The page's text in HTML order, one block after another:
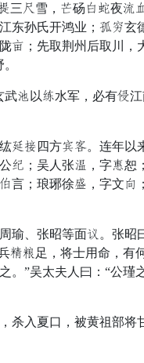
伏雪，烧砀效傍夜位
东孙氏开鸿业；宴君
乌；先取荆州后取川
以远水军，必有展
纵四方泽还。连年以
；吴人张鞭，字交恕
言；琅琊徐多，字文倾
、张昭等面隐。张昭
灭选足，将士用命，有
”吴太夫人曰：“公瑾
入夏口，被黄祖部将